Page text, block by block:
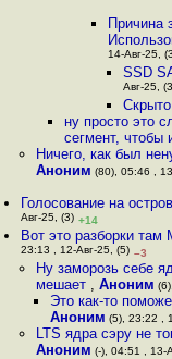
Причина
14-Авг-25,
SSD
Авг-25,
ну просто это
сегмент, чтобы
Ничего, как был
Аноним (80), 05:46 ,
Голосование на
Авг-25, (3) +14
Вот это разборки
23:13 , 12-Авг-25, (5) –3
Ну заморозь себе
мешает , Аноним
Это как-то
Аноним (5), 23:22 ,
LTS ядра сэру не
Аноним (-), 04:51 , 13-